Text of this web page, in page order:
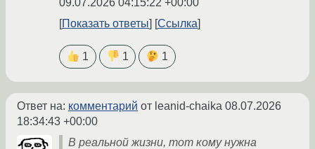
09.07.2026 04:15:22 +00:00
Показать ответы
Ссылка
1 1 1
Ответ на: комментарий от leanid-chaika 08.07.2026
18:34:43 +00:00
В реальной жизни, тот кому нужна